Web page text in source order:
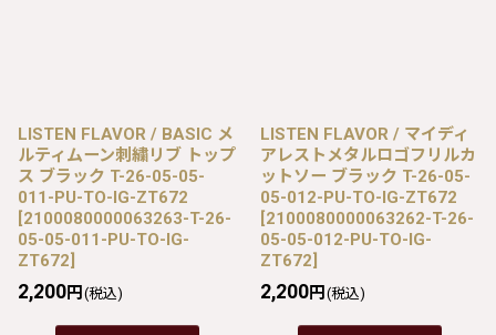
LISTEN FLAVOR / BASIC メ
ルティムーン刺繍リブ トップ
ス ブラック T-26-05-05-
011-PU-TO-IG-ZT672
[2100080000063263-T-26-
05-05-011-PU-TO-IG-
ZT672]
2,200円 (税込)
LISTEN FLAVOR / マイディ
アレストメタルロゴフリルカ
ットソー ブラック T-26-05-
05-012-PU-TO-IG-ZT672
[2100080000063262-T-26-
05-05-012-PU-TO-IG-
ZT672]
2,200円 (税込)